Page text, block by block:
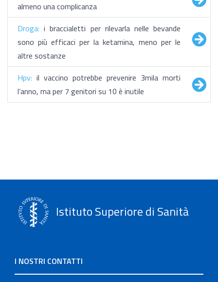
almeno una complicanza
Droga: i braccialetti per rilevarla nelle bevande
sono più efficaci per la ketamina, meno per le
altre sostanze
Hpv: il vaccino potrebbe prevenire 3mila morti
l’anno, ma per 7 genitori su 10 è inutile
Istituto Superiore di Sanità
I NOSTRI CONTATTI